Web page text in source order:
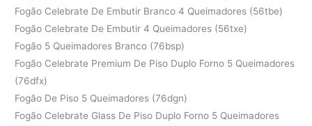
Fogão Celebrate De Embutir Branco 4 Queimadores (56tbe)
Fogão Celebrate De Embutir 4 Queimadores (56txe)
Fogão 5 Queimadores Branco (76bsp)
Fogão Celebrate Premium De Piso Duplo Forno 5 Queimadores
(76dfx)
Fogão De Piso 5 Queimadores (76dgn)
Fogão Celebrate Glass De Piso Duplo Forno 5 Queimadores